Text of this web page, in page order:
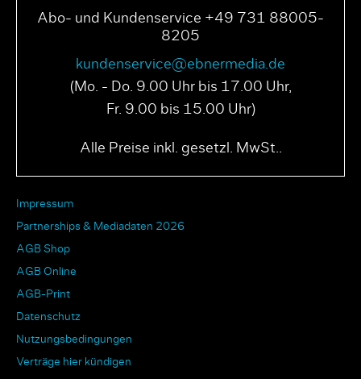
Abo- und Kundenservice +49 731 88005-
8205
kundenservice@ebnermedia.de
(Mo. - Do. 9.00 Uhr bis 17.00 Uhr,
Fr. 9.00 bis 15.00 Uhr)
Alle Preise inkl. gesetzl. MwSt..
Impressum
Partnerships & Mediadaten 2026
AGB Shop
AGB Online
AGB-Print
Datenschutz
Nutzungsbedingungen
Verträge hier kündigen